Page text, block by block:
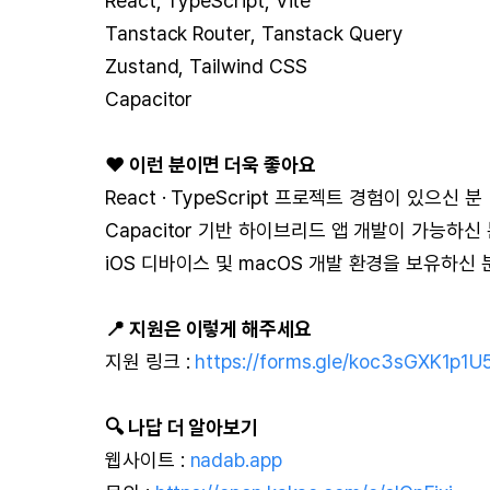
Tanstack Router, Tanstack Query
Zustand, Tailwind CSS
Capacitor
❤ 이런 분이면 더욱 좋아요
React · TypeScript 프로젝트 경험이 있으신 분
Capacitor 기반 하이브리드 앱 개발이 가능하신
iOS 디바이스 및 macOS 개발 환경을 보유하신
📍 지원은 이렇게 해주세요
지원 링크 : https://forms.gle/
🔍 나답 더 알아보기
웹사이트 : nadab.app